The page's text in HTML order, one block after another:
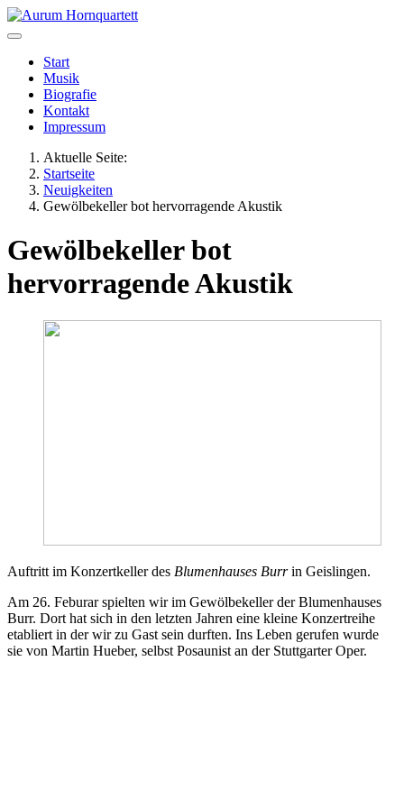
Start
Musik
Biografie
Kontakt
Impressum
Aktuelle Seite:
Startseite
Neuigkeiten
Gewölbekeller bot hervorragende Akustik
Gewölbekeller bot
hervorragende Akustik
Auftritt im Konzertkeller des Blumenhauses Burrin Geislingen.
Am 26. Feburar spielten wir im Gewölbekeller der Blumenhauses
Burr. Dort hat sich in den letzten Jahren eine kleine Konzertreihe
etabliert in der wir zu Gast sein durften. Ins Leben gerufen wurde
sie von Martin Hueber, selbst Posaunist an der Stuttgarter Oper.